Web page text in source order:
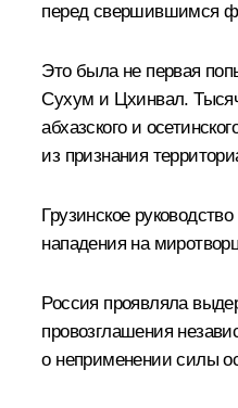
перед свершившимся
Это была не первая
Сухум и Цхинвал.
абхазского и
из признания
Грузинское
нападения на
Россия проявляла
провозглашения
о неприменении силы